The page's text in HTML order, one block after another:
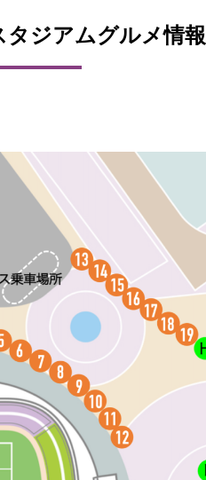
タジアムグルメ情報